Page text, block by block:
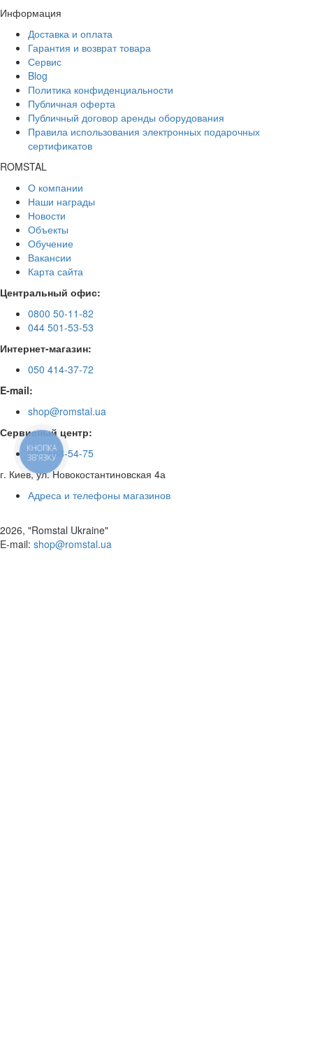
Информация
Доставка и оплата
Гарантия и возврат товара
Сервис
Blog
Политика конфиденциальности
Публичная оферта
Публичный договор аренды оборудования
Правила использования электронных подарочных
сертификатов
ROMSTAL
О компании
Наши награды
Новости
Объекты
Обучение
Вакансии
Карта сайта
Центральный офис:
0800 50-11-82
044 501-53-53
Интернет-магазин:
050 414-37-72
E-mail:
shop@romstal.ua
Сервисный центр:
050 468-54-75
г. Киев, ул. Новокостантиновская 4а
Адреса и телефоны магазинов
2026, "Romstal Ukraine"
​E-mail: shop@romstal.ua
КНОПКА
ЗВ'ЯЗКУ